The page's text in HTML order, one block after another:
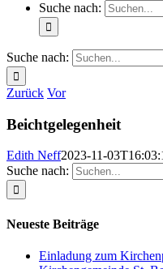
Suche nach:
Suche nach:
Zurück Vor
Beichtgelegenheit
Edith Neff2023-11-
Suche nach:
Neueste Beiträge
Einladung zum